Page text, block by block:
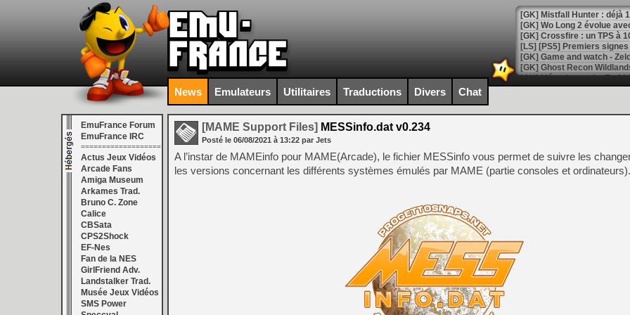
[GK] Mistfall Hunter : déjà
[GK] Wo Long 2 évolue
[GK] Crossfire : un TPS à
[LS] [PS5] Premiers
[Mo5] DOOM arrive en
[GK] Bethesda fête les 30
[GK] Roblox : l'action en
[GK] Agenda - GeForce
[LS] [PS5] ps5-y2jb-
[GK] Pourquoi Marvel
[GK] Test : Restory : Chill
[GK] GTA 6 : Rockstar
[GK] Hot Wheels Infinite
[GK] Mémoire cash -
[GK] Résultats Nintendo :
[GK] Déjà des
News Emulateurs Utilitaires Traductions Divers Chat
EmuFrance Forum
EmuFrance IRC
===================
Actus Jeux Vidéos
Arcade Fans
Amiga Museum
Arkames Trad.
Bruno C. Zone
Calice
CBSata
CPS2Shock
EF-Nes
Fan de la NES
GirlFriend Adv.
Landstalker Trad.
Musée Jeux Vidéos
SMS Power
[MAME Support Files] MESSinfo.dat v0.234
Posté le 06/08/2021 à 13:22 par Jets
A l’instar de MAMEinfo pour MAME(Arcade), le fichier MESSinfo vous permet de suivre les
les versions concernant les différents systèmes émulés par MAME (partie consoles et ordinateurs).